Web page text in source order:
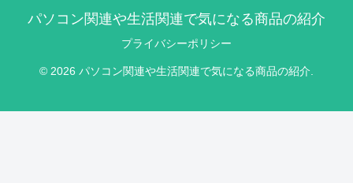
パソコン関連や生活関連で気になる商品の紹介
プライバシーポリシー
© 2026 パソコン関連や生活関連で気になる商品の紹介.